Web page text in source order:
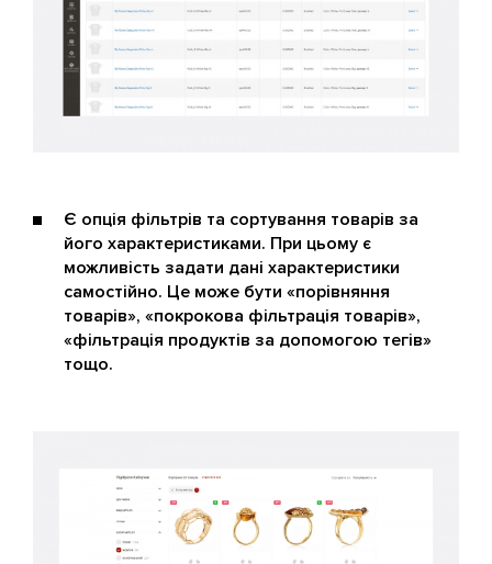
Є опція фільтрів та сортування товарів за
його характеристиками. При цьому є
можливість задати дані характеристики
самостійно. Це може бути «порівняння
товарів», «покрокова фільтрація товарів»,
«фільтрація продуктів за допомогою тегів»
тощо.